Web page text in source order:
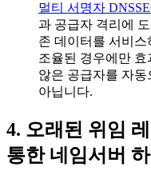
멀티 서명자
과 공급자 격리에
존 데이터를 서비스
조율된 경우에만 효
않은 공급자를 자
아닙니다.
4. 오래된 위임
통한 네임서버